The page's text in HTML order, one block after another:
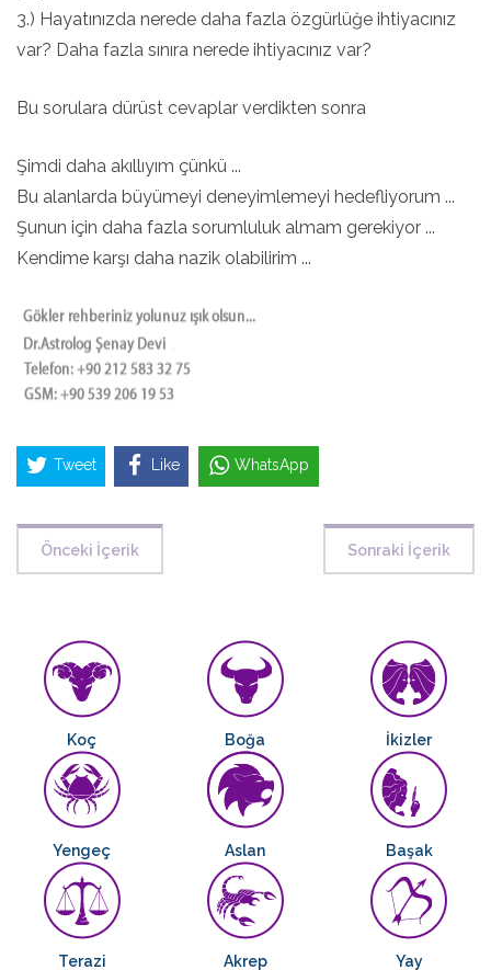
3.) Hayatınızda nerede daha fazla özgürlüğe ihtiyacınız
var? Daha fazla sınıra nerede ihtiyacınız var?
Bu sorulara dürüst cevaplar verdikten sonra
Şimdi daha akıllıyım çünkü ...
Bu alanlarda büyümeyi deneyimlemeyi hedefliyorum ...
Şunun için daha fazla sorumluluk almam gerekiyor ...
Kendime karşı daha nazik olabilirim ...
Tweet Like WhatsApp
Önceki İçerik Sonraki İçerik
Koç Boğa İkizler
Yengeç Aslan Başak
Terazi Akrep Yay